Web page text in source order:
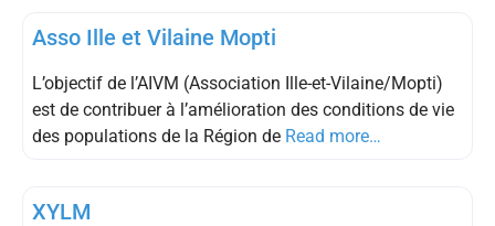
Asso Ille et Vilaine Mopti
L’objectif de l’AIVM (Association Ille-et-Vilaine/Mopti)
est de contribuer à l’amélioration des conditions de vie
des populations de la Région de Read more…
XYLM